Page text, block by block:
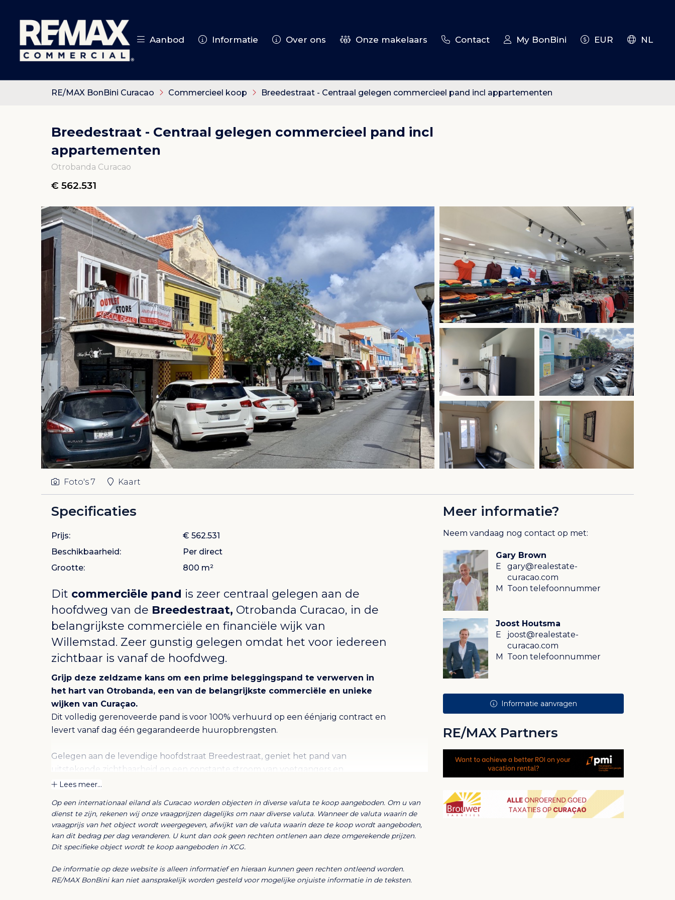
Aanbod Informatie Over ons Onze makelaars Contact My BonBini EUR NL
RE/MAX BonBini Curacao Commercieel koop Breedestraat - Centraal gelegen commercieel pand incl appartementen
Breedestraat - Centraal gelegen commercieel pand incl
appartementen
Otrobanda Curacao
€ 562.531
Foto's 7 Kaart
Specificaties
Prijs:
€ 562.531
Beschikbaarheid:
Per direct
Grootte:
800 m²
Dit commerciële pand is zeer centraal gelegen aan de
hoofdweg van de Breedestraat, Otrobanda Curacao, in de
belangrijkste commerciële en financiële wijk van
Willemstad. Zeer gunstig gelegen omdat het voor iedereen
zichtbaar is vanaf de hoofdweg.
Grijp deze zeldzame kans om een prime beleggingspand te verwerven in
het hart van Otrobanda, een van de belangrijkste commerciële en unieke
wijken van Curaçao.
Dit volledig gerenoveerde pand is voor 100% verhuurd op een éénjarig contract en
levert vanaf dag één gegarandeerde huuropbrengsten.
Gelegen aan de levendige hoofdstraat Breedestraat, geniet het pand van
uitstekende zichtbaarheid en een constante stroom van voetgangers en
voertuigen.
Het gebouw omvat:
Een commerciële ruimte met opslag, keuken en toilet
2 appartementen, elk met 1 slaapkamer, 1 badkamer, woonkamer en keuken
Lees meer...
Op een internationaal eiland als Curacao worden objecten in diverse valuta te koop aangeboden. Om u van
dienst te zijn, rekenen wij onze vraagprijzen dagelijks om naar diverse valuta. Wanneer de valuta waarin de
vraagprijs van het object wordt weergegeven, afwijkt van de valuta waarin deze te koop wordt aangeboden,
kan dit bedrag per dag veranderen. U kunt dan ook geen rechten ontlenen aan deze omgerekende prijzen.
Dit specifieke object wordt te koop aangeboden in XCG.
De informatie op deze website is alleen informatief en hieraan kunnen geen rechten ontleend worden.
RE/MAX BonBini kan niet aansprakelijk worden gesteld voor mogelijke onjuiste informatie in de teksten.
Meer informatie?
Neem vandaag nog contact op met:
Gary Brown
E
gary@realestate-
curacao.com
M Toon telefoonnummer
Joost Houtsma
E
joost@realestate-
curacao.com
M Toon telefoonnummer
Informatie aanvragen
RE/MAX Partners